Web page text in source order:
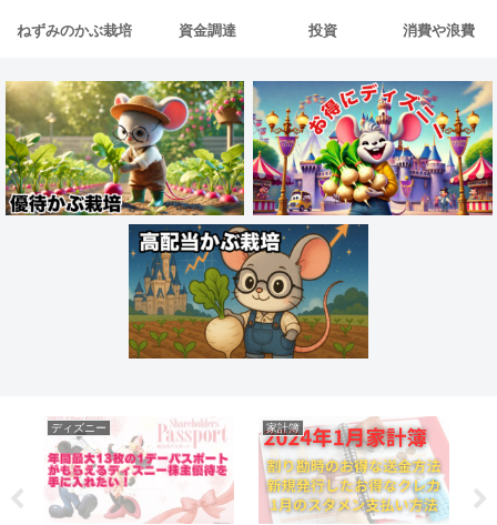
ねずみのかぶ栽培 資金調達 投資 消費や浪費
ディズニー 家計簿